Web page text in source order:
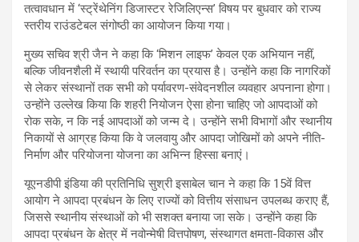
तत्वावधान में ‘स्ट्रेंथेनिंग डिजास्टर रेजिलिएन्स’ विषय पर बुधवार को राज्य
स्तरीय राउंडटेबल संगोष्ठी का आयोजन किया गया।
मुख्य सचिव श्री जैन ने कहा कि ‘मिशन लाइफ’ केवल एक अभियान नहीं,
बल्कि जीवनशैली में स्थायी परिवर्तन का प्रयास है। उन्होंने कहा कि नागरिकों
से लेकर संस्थानों तक सभी को पर्यावरण-संवेदनशील व्यवहार अपनाना होगा।
उन्होंने उल्लेख किया कि शहरी नियोजन ऐसा होना चाहिए जो आपदाओं को
रोक सके, न कि नई आपदाओं को जन्म दे। उन्होंने सभी विभागों और स्थानीय
निकायों से आग्रह किया कि वे जलवायु और आपदा जोखिमों को अपने नीति-
निर्माण और परियोजना योजना का अभिन्न हिस्सा बनाएं।
यूएनडीपी इंडिया की प्रतिनिधि सुश्री इसाबेल चान ने कहा कि 15वें वित्त
आयोग ने आपदा प्रबंधन के लिए राज्यों को वित्तीय संसाधन उपलब्ध कराए हैं,
जिससे स्थानीय संस्थाओं को भी सशक्त बनाया जा सके। उन्होंने कहा कि
आपदा प्रबंधन के क्षेत्र में नवोन्मेषी वित्तपोषण, संस्थागत क्षमता-विकास और